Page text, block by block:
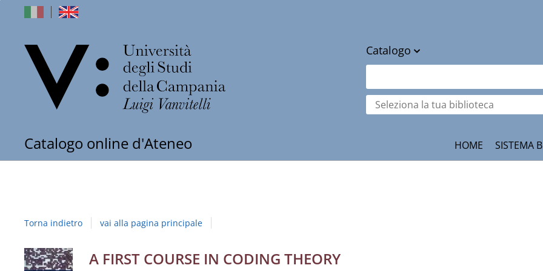
Catalogo
cambia
Seleziona
la
Catalogo online d'Ateneo
degli
Campania
"Luigi
HOME SISTEMA
Torna indietro vai alla pagina principale
DettaglioA FIRST COURSE IN CODING THEORY